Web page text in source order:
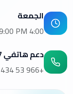
الجمعة
4:00 PM – 9:00 PM
دعم هاتفي 24/7
+966 53 434 3828